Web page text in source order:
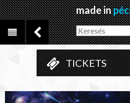
made in
TICKETS